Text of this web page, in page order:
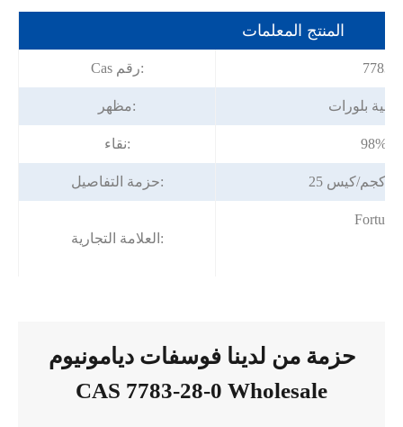
المنتج المعلمات
Cas رقم: 7783-
مظهر: بلورات
نقاء:
حزمة التفاصيل:
العلامة التجارية:
حزمة من لدينا فوسفات ديامونيوم
CAS 7783-28-0 Wholesale